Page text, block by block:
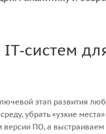
этап развития
убрать «узкие
ПО, а выстраиваем